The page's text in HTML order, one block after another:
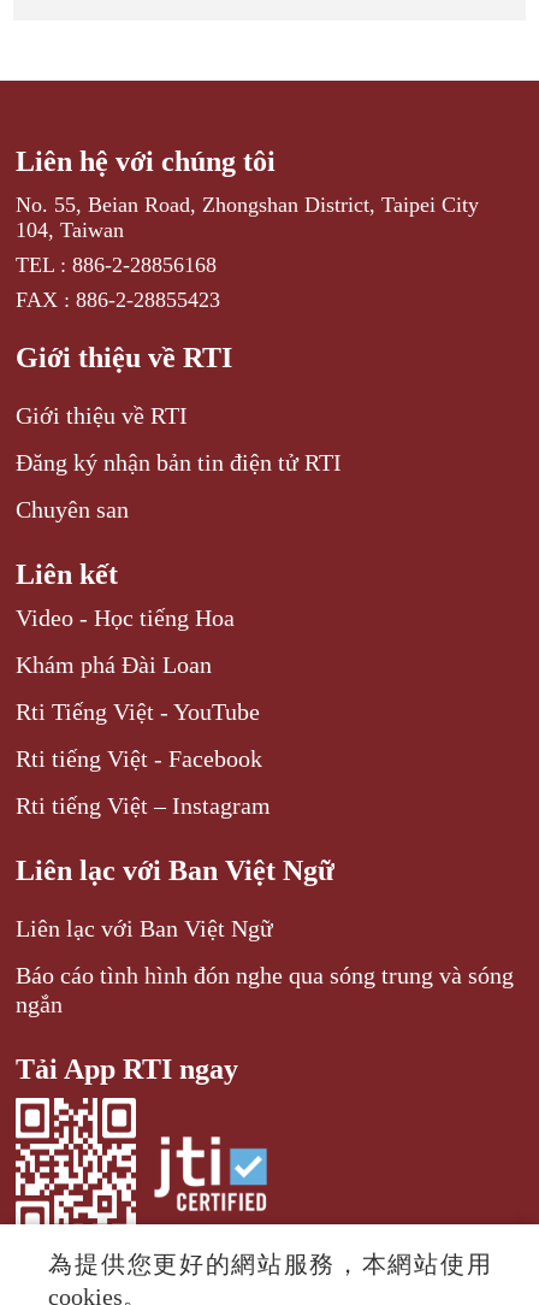
Liên hệ với chúng tôi
No. 55, Beian Road, Zhongshan District, Taipei City
104, Taiwan
TEL : 886-2-28856168
FAX : 886-2-28855423
Giới thiệu về RTI
Giới thiệu về RTI
Đăng ký nhận bản tin điện tử RTI
Chuyên san
Liên kết
Video - Học tiếng Hoa
Khám phá Đài Loan
Rti Tiếng Việt - YouTube
Rti tiếng Việt - Facebook
Rti tiếng Việt – Instagram
Liên lạc với Ban Việt Ngữ
Liên lạc với Ban Việt Ngữ
Báo cáo tình hình đón nghe qua sóng trung và sóng
ngắn
Tải App RTI ngay
為提供您更好的網站服務，本網站使用
cookies。